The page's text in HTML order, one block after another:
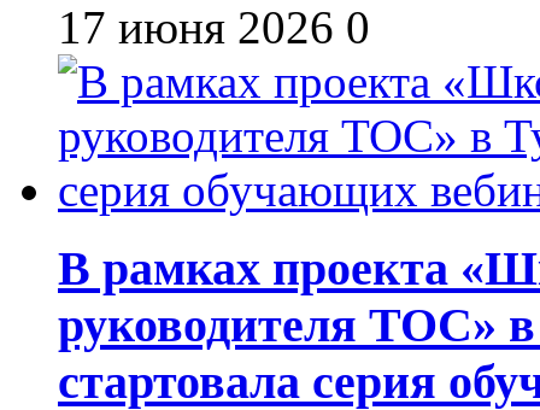
17 июня 2026 0
В рамках проекта
руководителя ТОС»
стартовала серия